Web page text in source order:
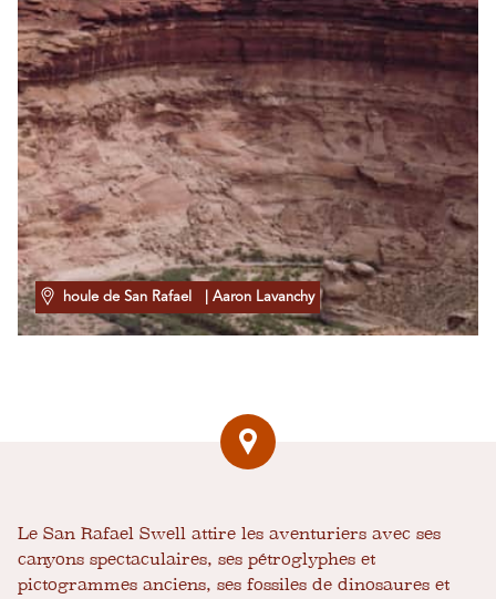
houle de San Rafael | Aaron Lavanchy
Le San Rafael Swell attire les aventuriers avec ses
canyons spectaculaires, ses pétroglyphes et
pictogrammes anciens, ses fossiles de dinosaures et